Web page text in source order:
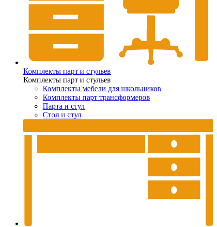
Комплекты парт и стульев
Комплекты парт и стульев
Комплекты мебели для школьников
Комплекты парт трансформеров
Парта и стул
Стол и стул